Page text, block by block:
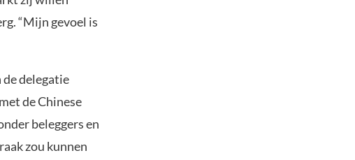
“Mijn gevoel is
de delegatie
de Chinese
beleggers en
zou kunnen